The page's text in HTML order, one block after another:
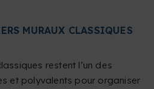
MURAUX CLASSIQUES
restent l’un des
et polyvalents pour organiser